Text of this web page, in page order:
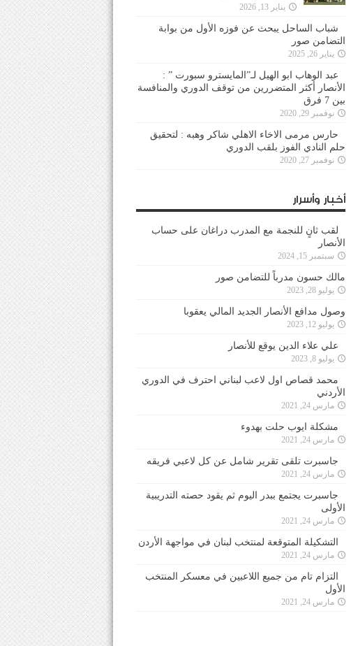
يناير 13, 2026
شباب الساحل يبحث عن فوزه الأول من بوابة
التضامن صور
يناير 26, 2025
عبد الوهاب ابو الهيل لـ”المايسترو سبورت ” :
الأنصار أكثر المتضررين من توقف الدوري والمنافسة
بين 7 فرق
نوفمبر 29, 2020
حارس مرمى الاخاء الاهلي شاكر وهبه : لتحقيق
حلم النادي الفوز بلقب الدوري
نوفمبر 27, 2020
أخبار وأسرار
لقب ثانٍ للنجمة مع المدرب دراغان على حساب
الأنصار
سبتمبر 15, 2024
مالك حسون مدرباً للتضامن صور
يوليو 28, 2023
وصول مدافع الأنصار الجديد المالي يعقوبا
يوليو 12, 2023
علي علاء الدين يوقع للأنصار
يوليو 8, 2023
محمد قصاص اول لاعب لبناني احترف في الدوري
الأردني
مارس 24, 2021
مشكلة ايوب حلت بهدوء
مارس 24, 2021
جاسبرت تلقى تقرير شامل عن كل لاعبي فريقه
مارس 24, 2021
جاسبرت يجتمع ببدر اليوم ثم يقود حصته التدريبية
الأولى
مارس 24, 2021
التشكيلة المتوقعة لمنتخب لبنان في مواجهة الأردن
مارس 24, 2021
التزام تام من جميع اللاعبين في معسكر المنتخب
الأول
مارس 24, 2021